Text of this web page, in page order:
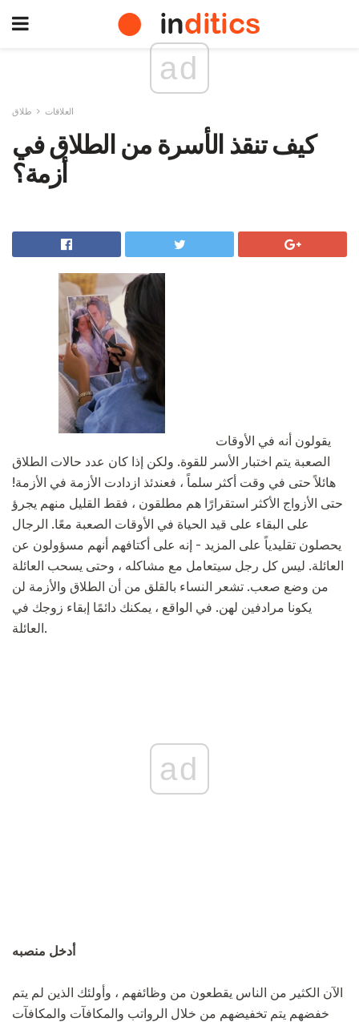
ad
العلاقات طلاق
كيف تنقذ الأسرة من الطلاق في
أزمة؟
الصعبة يتم اختبار الأسر للقوة. ولكن إذا كان عدد حالات الطلاق
هائلاً حتى في وقت أكثر سلماً ، فعندئذ ازدادت الأزمة في الأزمة!
حتى الأزواج الأكثر استقرارًا هم مطلقون ، فقط القليل منهم يجرؤ
على البقاء على قيد الحياة في الأوقات الصعبة معًا. الرجال
يحصلون تقليدياً على المزيد - إنه على أكتافهم أنهم مسؤولون عن
العائلة. ليس كل رجل سيتعامل مع مشاكله ، وحتى يسحب العائلة
من وضع صعب. تشعر النساء بالقلق من أن الطلاق والأزمة لن
يكونا مرادفين لهن. في الواقع ، يمكنك دائمًا إبقاء زوجك في
العائلة.
ad
أدخل منصبه
الآن الكثير من الناس يقطعون من وظائفهم ، وأولئك الذين لم يتم
خفضهم يتم تخفيضهم من خلال الرواتب والمكافآت والمكافآت